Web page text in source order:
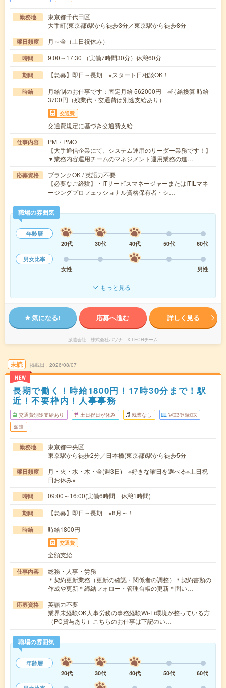
勤務地
東京都千代田区
大手町(東京都)駅から徒歩3分／東京駅から徒歩8分
曜日頻度 月～金（土日祝休み）
時間 9:00～17:30 （実働7時間30分）休憩60分
期間 【急募】即日～長期 ※スタート日相談OK！
時給
月給制のお仕事です：固定月給 562000円 ※時給換算 時給
3700円（残業代・交通費は別途支給あり）
交通費
交通費規定に基づき交通費支給
仕事内容
PM・PMO
【大手通信企業にて、システム運用のリーダー業務です！】
▼業務内容運用チームのマネジメント運用業務の進…
応募資格
ブランクOK / 英語力不要
【必要なご経験】・ITサービスマネージャーまたはITILマネ
ージングプロフェッショナル資格保有者・シ…
職場の雰囲気
年齢層
20代
30代 40代 50代
60代
男女比率
女性
男性
もっと見る
気になる! 応募へ進む 詳しく見る
派遣会社 株式会社パソナ X-TECHチーム
未読
NEW
掲載日 2026/08/07
長期で働く！時給1800円！17時30分まで！駅
近！不要枠内！人事事務
交通費別途支給あり 土日祝日が休み 残業なし WEB登録OK
派遣
勤務地
東京都中央区
東京駅から徒歩2分／日本橋(東京都)駅から徒歩5分
曜日頻度
月・火・水・木・金(週3日) ※好きな曜日を選べる※土日祝
日お休み※
時間 09:00～16:00(実働6時間 休憩1時間)
期間 【急募】即日～長期 ※8月～！
時給 時給1800円
交通費
全額支給
仕事内容
総務・人事・労務
＊契約更新業務（更新の確認・関係者の調整）＊契約書類の
作成や更新＊締結フォロー・管理台帳の更新＊問い…
応募資格
英語力不要
業界未経験OK人事労務の事務経験Wi-Fi環境が整っている方
（PC貸与あり）こちらのお仕事は下記のい…
職場の雰囲気
年齢層
20代
30代 40代 50代
60代